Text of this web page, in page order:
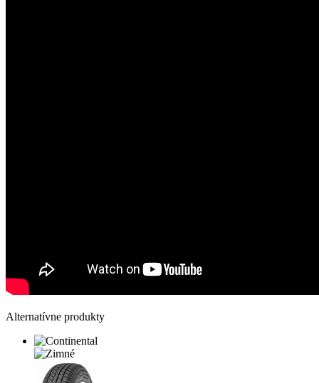
Alternatívne produkty